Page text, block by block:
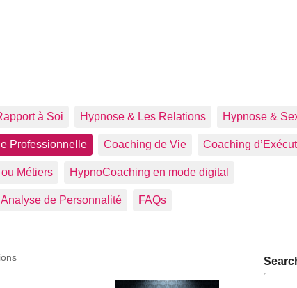
à Soi Hypnose & Les Relations Hypnose &
Professionnelle Coaching de Vie Coaching
Métiers HypnoCoaching en mode digital
Analyse de Personnalité FAQs